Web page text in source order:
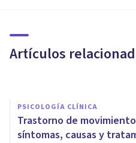
Artículos
existen?
PSICOLOGÍA CLÍNICA
Trastorno de
síntomas, causas y